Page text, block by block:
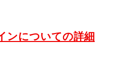
ンについての詳細